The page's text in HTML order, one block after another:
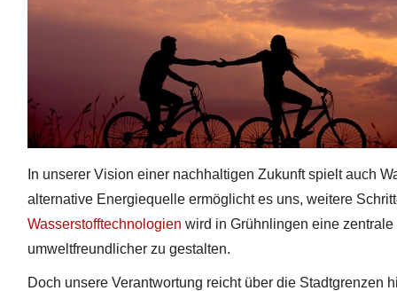
In unserer Vision einer nachhaltigen Zukunft spielt auch
alternative Energiequelle ermöglicht es uns, weitere
Wasserstofftechnologien wird in Grühnlingen eine
umweltfreundlicher zu gestalten.
Doch unsere Verantwortung reicht über die Stadtgrenzen